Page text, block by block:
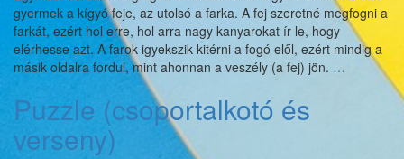
gyermek a kígyó feje, az utolsó a farka. A fej szeretné megfogni a
farkát, ezért hol erre, hol arra nagy kanyarokat ír le, hogy
elérhesse azt. A farok igyekszik kitérni a fogó elől, ezért mindig a
másik oldalra fordul, mint ahonnan a veszély (a fej) jön. … Kígyó
Puzzle (csoportalkotó és
verseny)